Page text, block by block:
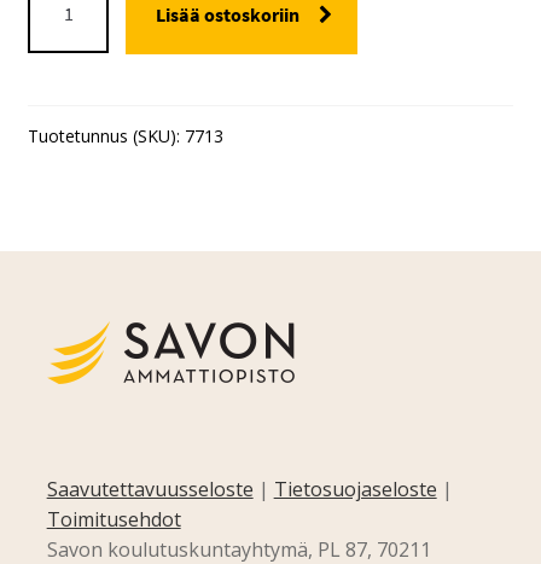
määrä
Lisää ostoskoriin
Tuotetunnus (SKU): 7713
Saavutettavuusseloste | Tietosuojaseloste |
Toimitusehdot
Savon koulutuskuntayhtymä, PL 87, 70211